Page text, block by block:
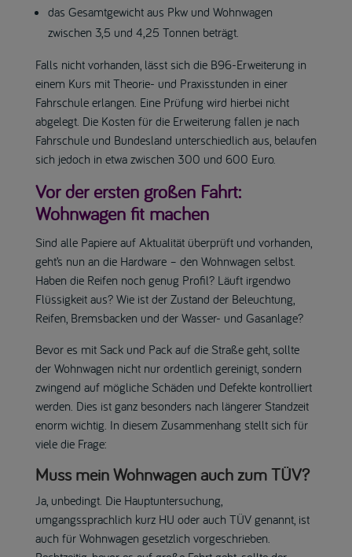
das Gesamtgewicht aus Pkw und Wohnwagen
zwischen 3,5 und 4,25 Tonnen beträgt.
Falls nicht vorhanden, lässt sich die B96-Erweiterung in
einem Kurs mit Theorie- und Praxisstunden in einer
Fahrschule erlangen. Eine Prüfung wird hierbei nicht
abgelegt. Die Kosten für die Erweiterung fallen je nach
Fahrschule und Bundesland unterschiedlich aus, belaufen
sich jedoch in etwa zwischen 300 und 600 Euro.
Vor der ersten großen Fahrt:
Wohnwagen fit machen
Sind alle Papiere auf Aktualität überprüft und vorhanden,
geht’s nun an die Hardware – den Wohnwagen selbst.
Haben die Reifen noch genug Profil? Läuft irgendwo
Flüssigkeit aus? Wie ist der Zustand der Beleuchtung,
Reifen, Bremsbacken und der Wasser- und Gasanlage?
Bevor es mit Sack und Pack auf die Straße geht, sollte
der Wohnwagen nicht nur ordentlich gereinigt, sondern
zwingend auf mögliche Schäden und Defekte kontrolliert
werden. Dies ist ganz besonders nach längerer Standzeit
enorm wichtig. In diesem Zusammenhang stellt sich für
viele die Frage:
Muss mein Wohnwagen auch zum TÜV?
Ja, unbedingt. Die Hauptuntersuchung,
umgangssprachlich kurz HU oder auch TÜV genannt, ist
auch für Wohnwagen gesetzlich vorgeschrieben.